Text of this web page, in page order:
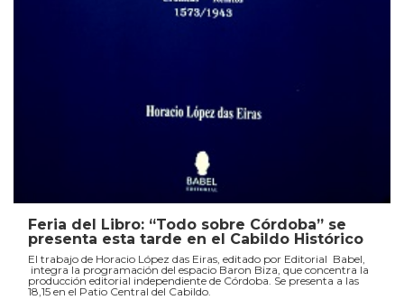
Feria del Libro: “Todo sobre Córdoba” se
presenta esta tarde en el Cabildo Histórico
El trabajo de Horacio López das Eiras, editado por Editorial Babel,
integra la programación del espacio Baron Biza, que concentra la
producción editorial independiente de Córdoba. Se presenta a las
18,15 en el Patio Central del Cabildo.